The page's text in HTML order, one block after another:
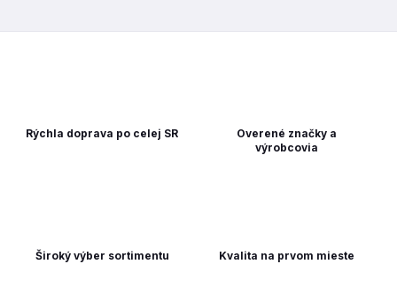
Kvalita na prvom mieste
Overené značky a
výrobcovia
Rýchla doprava po celej SR
Široký výber sortimentu